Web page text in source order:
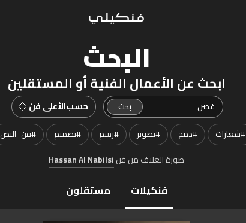
البحث
ابحث عن الأعمال الفنية أو المستقلين
حسبالأعلى فن
#شعارات #دمج #تصوير #رسم #تصميم #فن_النص
صورة الغلاف من فن Hassan Al Nabilsi
فنكيلات مستقلون